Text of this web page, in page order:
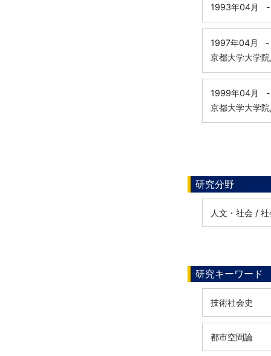
1993年04月 -
1997年04月
-
京都大学大学
1999年04月
-
京都大学大学
研究分野
人文・社会 /
研究キーワード
技術社会史
都市空間論